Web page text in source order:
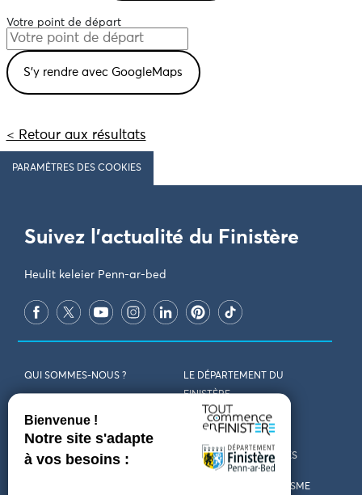
Votre point de départ
< Retour aux résultats
PARAMÈTRES DES COOKIES
Suivez l'actualité du Finistère
Heulit keleier Penn-ar-bed
QUI SOMMES-NOUS ?
LE DÉPARTEMENT DU
FINISTÈRE
REJOIGNEZ-NOUS VENIR EN FINISTÈRE
CONTACT CARTES ET BROCHURES
LES OFFICES DE TOURISME